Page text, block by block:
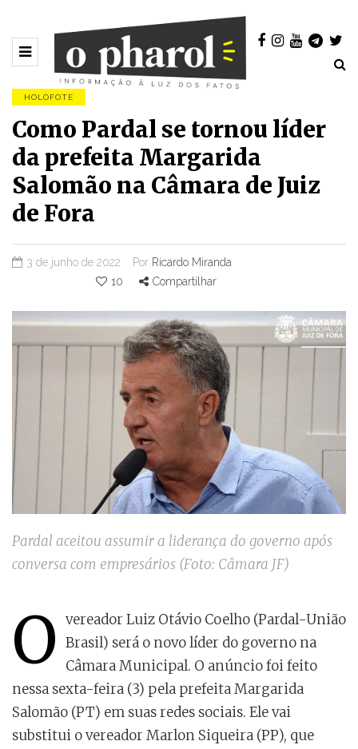
HOLOFOTE
Como Pardal se tornou líder
da prefeita Margarida
Salomão na Câmara de Juiz
de Fora
3 de junho de 2022 Por Ricardo Miranda
10
Compartilhar
Pardal aceitou assumir a liderança do governo após
conversa com empresários (Foto: Câmara JF)
O vereador Luiz Otávio Coelho (Pardal-União
Brasil) será o novo líder do governo na
Câmara Municipal. O anúncio foi feito
nessa sexta-feira (3) pela prefeita Margarida
Salomão (PT) em suas redes sociais. Ele vai
substitui o vereador Marlon Siqueira (PP), que